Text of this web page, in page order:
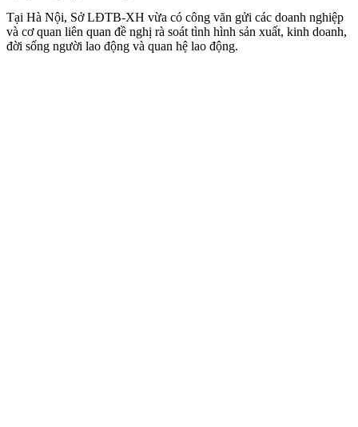
Tại Hà Nội, Sở LĐTB-XH vừa có công văn gửi các doanh nghiệp
và cơ quan liên quan đề nghị rà soát tình hình sản xuất, kinh doanh,
đời sống người lao động và quan hệ lao động.